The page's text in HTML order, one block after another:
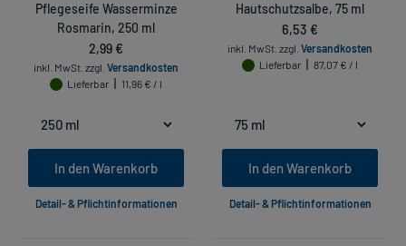
Pflegeseife Wasserminze
Rosmarin, 250 ml
2,99 €
inkl. MwSt. zzgl. Versandkosten
Lieferbar
11,96 € / l
In den Warenkorb
Detail- & Pflichtinformationen
Hautschutzsalbe, 75 ml
6,53 €
inkl. MwSt. zzgl. Versandkosten
Lieferbar
87,07 € / l
In den Warenkorb
Detail- & Pflichtinformationen